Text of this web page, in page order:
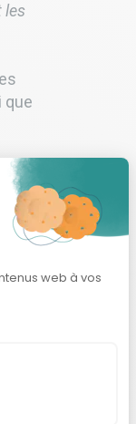
les
que
Services